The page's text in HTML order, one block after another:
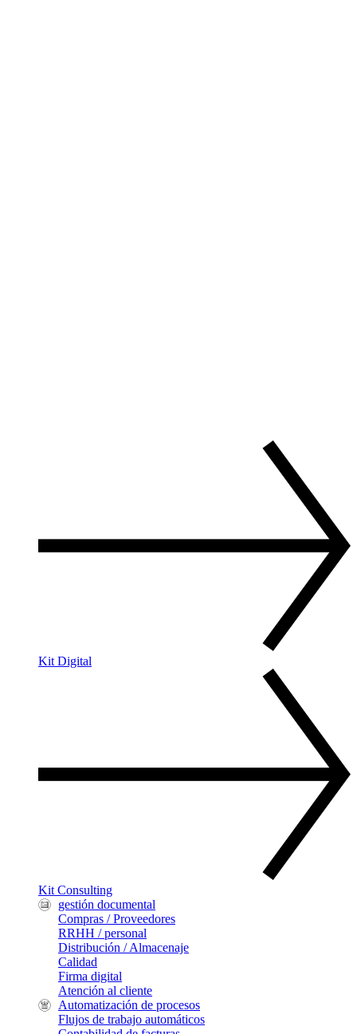
Kit Digital
Kit Consulting
gestión documental
Compras / Proveedores
RRHH / personal
Distribución / Almacenaje
Calidad
Firma digital
Atención al cliente
Automatización de procesos
Flujos de trabajo automáticos